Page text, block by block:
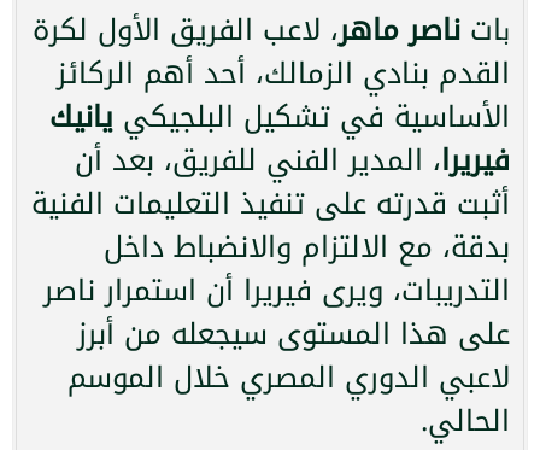
باتناصر ماهر، لاعب الفريق الأول لكرة
القدم بنادي الزمالك، أحد أهم الركائز
الأساسية في تشكيل البلجيكييانيك
فيريرا، المدير الفني للفريق، بعد أن
أثبت قدرته على تنفيذ التعليمات الفنية
بدقة، مع الالتزام والانضباط داخل
التدريبات، ويرى فيريرا أن استمرار ناصر
على هذا المستوى سيجعله من أبرز
لاعبي الدوري المصري خلال الموسم
الحالي.